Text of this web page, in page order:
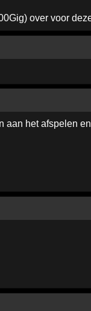
over voor
aan het afspelen